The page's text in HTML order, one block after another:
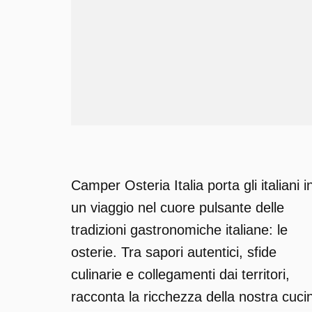
Camper Osteria Italia porta gli italiani
un viaggio nel cuore pulsante delle
tradizioni gastronomiche italiane: le
osterie. Tra sapori autentici, sfide
culinarie e collegamenti dai territori,
racconta la ricchezza della nostra